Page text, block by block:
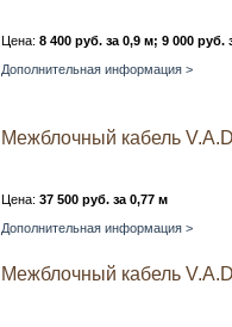
Цена: 8 400 руб. за 0,9 м; 9 000 руб.
Дополнительная информация >
Межблочный кабель
Цена: 37 500 руб. за 0,77 м
Дополнительная информация >
Межблочный кабель